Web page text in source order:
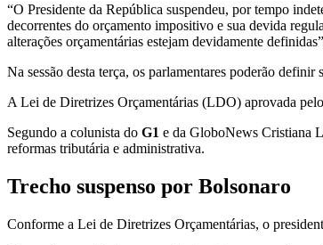
“O Presidente da República suspendeu, por tempo
decorrentes do orçamento impositivo e sua devida
alterações orçamentárias estejam devidamente
Na sessão desta terça, os parlamentares poderão
A Lei de Diretrizes Orçamentárias (LDO) aprovada
Segundo a colunista do G1 e da GloboNews Cristiana
reformas tributária e administrativa.
Trecho suspenso por Bolsonaro
Conforme a Lei de Diretrizes Orçamentárias, o